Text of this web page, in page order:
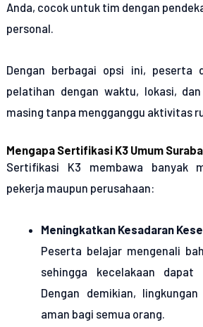
Anda, cocok untuk tim dengan
personal.
Dengan berbagai opsi ini, peserta
pelatihan dengan waktu, lokasi,
masing tanpa mengganggu aktivitas
Mengapa Sertifikasi K3 Umum
Sertifikasi K3 membawa banyak
pekerja maupun perusahaan:
Meningkatkan Kesadaran
Peserta belajar mengenali
sehingga kecelakaan dapat
Dengan demikian,
aman bagi semua orang.